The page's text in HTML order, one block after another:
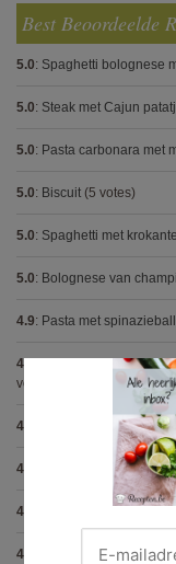
Best Beoordeelde
5.0: Spaghetti bolognese
5.0: Steak met Cajun
5.0: Pasta carbonara met
5.0: Biscuit (5 votes)
5.0: Spaghetti met
5.0: Bolognese van
4.9: Pasta met
4.9 Volkorenspaghetti in
votes)
4.9 Gegrilde nougat met
4.9 Gegratineerde
4.9
4.9 Pizza chicken BBQ(11